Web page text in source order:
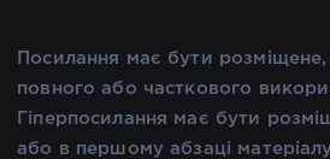
Посилання має бути
повного або часткового
Гіперпосилання має бути
або в першому абзаці